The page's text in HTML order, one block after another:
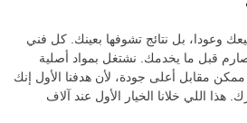
وعودا، بل نتائج تشوفها بعينك. كل فني
قبل ما يخدمك. نشتغل بمواد أصلية
مقابل أعلى جودة، لأن هدفنا الأول إنك
هذا اللي خلانا الخيار الأول عند آلاف